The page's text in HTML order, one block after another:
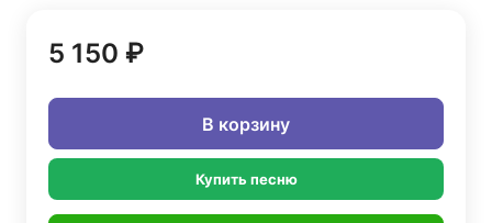
5 150 ₽
В корзину
Купить песню